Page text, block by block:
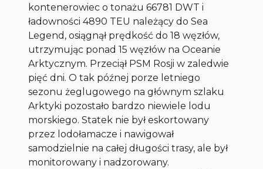
kontenerowiec o tonażu 66781 DWT i
ładowności 4890 TEU należący do Sea
Legend, osiągnął prędkość do 18 węzłów,
utrzymując ponad 15 węzłów na Oceanie
Arktycznym. Przeciął PSM Rosji w zaledwie
pięć dni. O tak późnej porze letniego
sezonu żeglugowego na głównym szlaku
Arktyki pozostało bardzo niewiele lodu
morskiego. Statek nie był eskortowany
przez lodołamacze i nawigował
samodzielnie na całej długości trasy, ale był
monitorowany i nadzorowany.